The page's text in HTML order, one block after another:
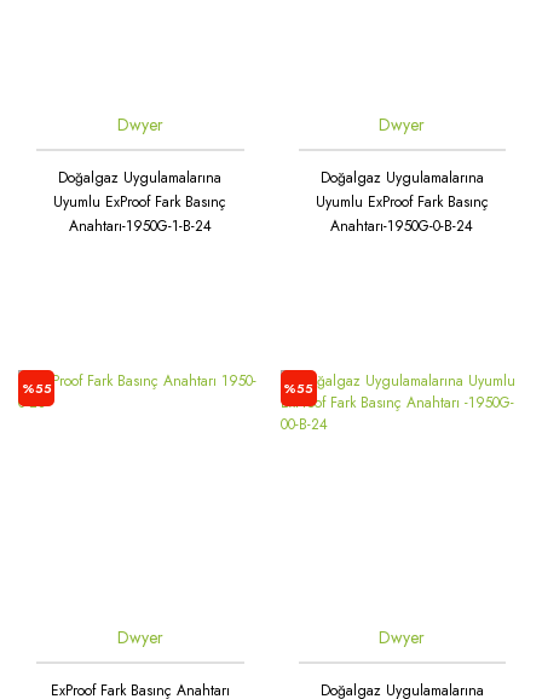
Dwyer
Doğalgaz Uygulamalarına
Uyumlu ExProof Fark Basınç
Anahtarı-1950G-1-B-24
Dwyer
Doğalgaz Uygulamalarına
Uyumlu ExProof Fark Basınç
Anahtarı-1950G-0-B-24
%55
Dwyer
ExProof Fark Basınç Anahtarı
%55
Dwyer
Doğalgaz Uygulamalarına